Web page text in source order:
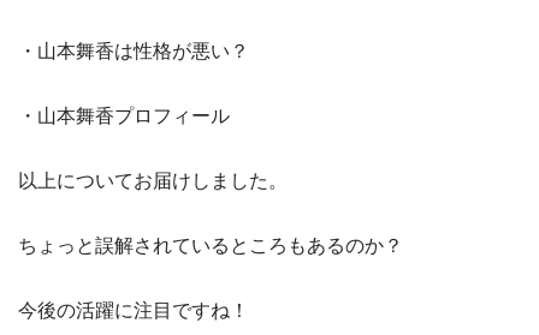
・山本舞香は性格が悪い？
・山本舞香プロフィール
以上についてお届けしました。
ちょっと誤解されているところもあるのか？
今後の活躍に注目ですね！